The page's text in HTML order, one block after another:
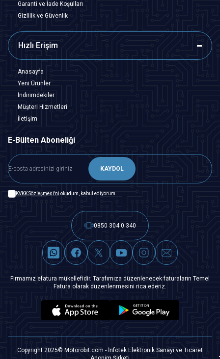
Garanti ve İade Koşulları
Gizlilik ve Güvenlik
Hızlı Erişim
Anasayfa
Yeni Ürünler
İndirimdekiler
Müşteri Hizmetleri
İletişim
E-Bülten Aboneliği
KAYDOL
KVKK Sözleşmesi'ni okudum, kabul ediyorum.
0850 304 0 340
Firmamız efatura mükellefidir. Tarafımıza düzenlenecek faturaların Temel
Fatura olarak düzenlenmesini rica ederiz.
Copyright 2025© Motorobit.com - İnfotek Elektronik Sanayi ve Ticaret